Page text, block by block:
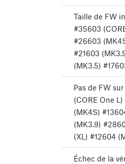
Taille de FW
#35603
#26603
#21603
(MK3.5)
Pas de FW
(CORE One
(MK4S)
(MK3.9)
(XL) #12604
Échec de la